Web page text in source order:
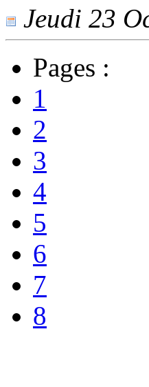
Jeudi 23
Pages :
1
2
3
4
5
6
7
8